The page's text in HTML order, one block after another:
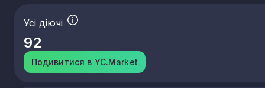
Усі діючі
92
Подивитися в YC.Market